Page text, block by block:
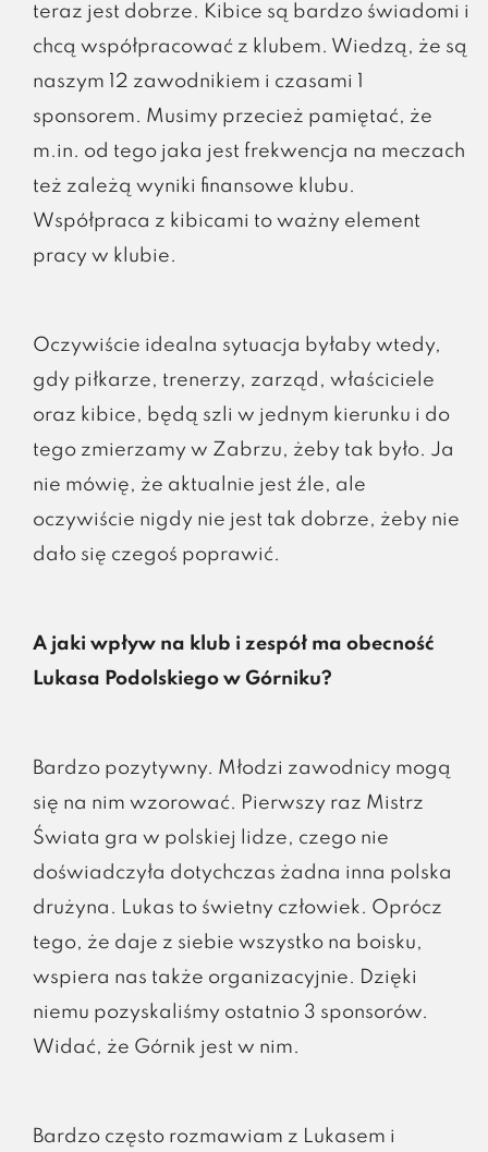
teraz jest dobrze. Kibice są bardzo świadomi i
chcą współpracować z klubem. Wiedzą, że są
naszym 12 zawodnikiem i czasami 1
sponsorem. Musimy przecież pamiętać, że
m.in. od tego jaka jest frekwencja na meczach
też zależą wyniki finansowe klubu.
Współpraca z kibicami to ważny element
pracy w klubie.
Oczywiście idealna sytuacja byłaby wtedy,
gdy piłkarze, trenerzy, zarząd, właściciele
oraz kibice, będą szli w jednym kierunku i do
tego zmierzamy w Zabrzu, żeby tak było. Ja
nie mówię, że aktualnie jest źle, ale
oczywiście nigdy nie jest tak dobrze, żeby nie
dało się czegoś poprawić.
A jaki wpływ na klub i zespół ma obecność
Lukasa Podolskiego w Górniku?
Bardzo pozytywny. Młodzi zawodnicy mogą
się na nim wzorować. Pierwszy raz Mistrz
Świata gra w polskiej lidze, czego nie
doświadczyła dotychczas żadna inna polska
drużyna. Lukas to świetny człowiek. Oprócz
tego, że daje z siebie wszystko na boisku,
wspiera nas także organizacyjnie. Dzięki
niemu pozyskaliśmy ostatnio 3 sponsorów.
Widać, że Górnik jest w nim.
Bardzo często rozmawiam z Lukasem i